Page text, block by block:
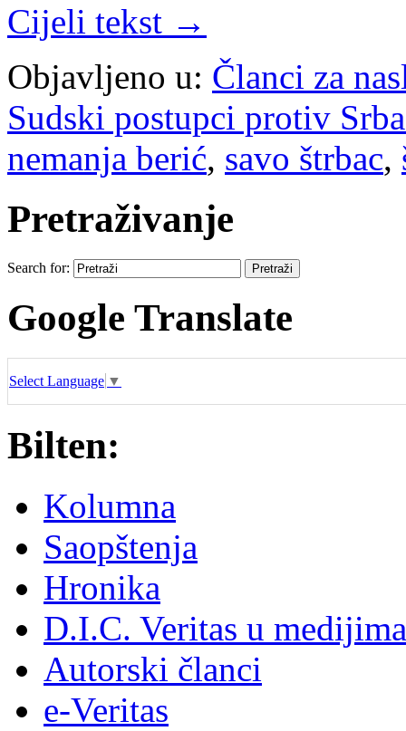
Cijeli tekst →
Objavljeno u: Članci za
Sudski postupci protiv
nemanja berić, savo štrbac,
Pretraživanje
Search for:
Google Translate
Select Language ▼
Bilten:
Kolumna
Saopštenja
Hronika
D.I.C. Veritas u medijima
Autorski članci
e-Veritas